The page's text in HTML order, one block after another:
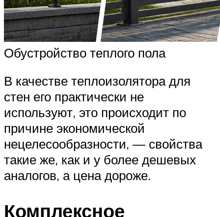
Обустройство теплого пола
В качестве теплоизолятора для
стен его практически не
используют, это происходит по
причине экономической
нецелесообразности, — свойства
такие же, как и у более дешевых
аналогов, а цена дороже.
Комплексное